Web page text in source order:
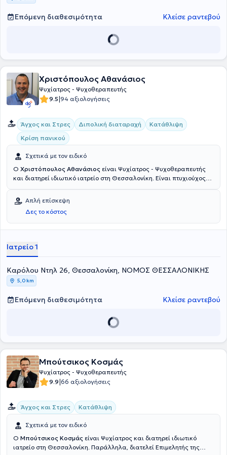
Επόμενη διαθεσιμότητα Κλείσε ραντεβού
Χριστόπουλος Αθανάσιος
Ψυχίατρος - Ψυχοθεραπευτής
9.5|94 αξιολογήσεις
Άγχος και Στρες Διπολική διαταραχή
Κατάθλιψη
Κρίση πανικού
Σχετικά με τον ειδικό
O Χριστόπουλος Αθανάσιος είναι Ψυχίατρος - Ψυχοθεραπευτής
και διατηρεί ιδιωτικό ιατρείο στη Θεσσαλονίκη. Είναι πτυχιούχος
στη Β’ ψυχιατρική κλινική του Αριστοτελείου Πανεπιστημίου
Θεσσαλονίκης. Ο γιατρός έχει ιδιαίτερη εμπειρία σε παθήσεις
όπως, οι αγχώδεις διαταραχές, οι διαταραχές προσωπικότητας, οι
εξαρτήσεις, η ιδεοψυχαναγκαστική διαταραχή, η κατάθλιψη, οι
Διατελεί Επιστημονικός συνεργάτης της Ψυχιατρικής κλινικής
Ασκληπιείον και San Vitale στη Θεσσαλονίκη και της Ψυχιατρικής
συνέδρια της Ελληνικής Ψυχιατρικής Εταιρείας και της Ελληνικής
Εταιρείας Κλινικής Ψυχοφαρμακολογίας και είναι μέλος του
Ελληνικού Συλλόγου Βραχείας Εντατικής Δυναμικής
Ψυχοθεραπείας.
Απλή επίσκεψη
Δες το κόστος
Ιατρείο 1
Καρόλου Ντηλ 26, Θεσσαλονίκη, ΝΟΜΟΣ ΘΕΣΣΑΛΟΝΙΚΗΣ
5,0 km
Επόμενη διαθεσιμότητα Κλείσε ραντεβού
Μπούτσικος Κοσμάς
Ψυχίατρος - Ψυχοθεραπευτής
9.9|66 αξιολογήσεις
Άγχος και Στρες Κατάθλιψη
Σχετικά με τον ειδικό
Ο Μπούτσικος Κοσμάς είναι Ψυχίατρος και διατηρεί ιδιωτικό
ιατρείο στη Θεσσαλονίκη. Παράλληλα, διατελεί Επιμελητής της